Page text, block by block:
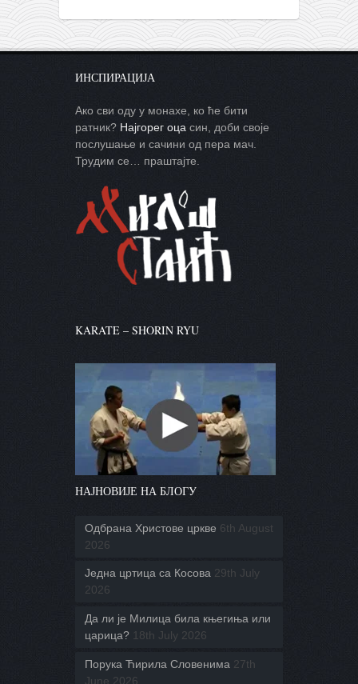
ИНСПИРАЦИЈА
Ако сви оду у монахе, ко ће бити
ратник? Најгорег оца син, доби своје
послушање и сачини од пера мач.
Трудим се… праштајте.
KARATE – SHORIN RYU
НАЈНОВИЈЕ НА БЛОГУ
Одбрана Христове цркве 6th August
2026
Једна цртица са Косова 29th July
2026
Да ли је Милица била књегиња или
царица? 18th July 2026
Порука Ћирила Словенима 27th
June 2026